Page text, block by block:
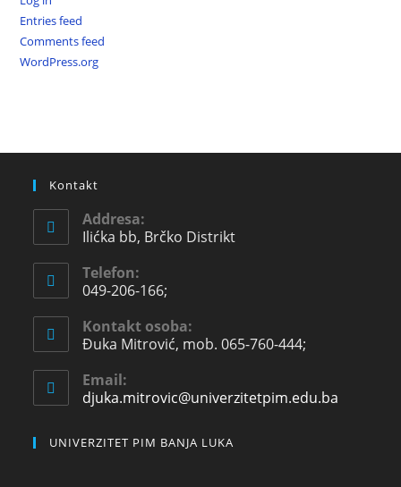
Entries feed
Comments feed
WordPress.org
Kontakt
Addresa:
Ilićka bb, Brčko Distrikt
Telefon:
049-206-166;
Kontakt osoba:
Đuka Mitrović, mob. 065-760-444;
Email:
djuka.mitrovic@univerzitetpim.edu.ba
UNIVERZITET PIM BANJA LUKA